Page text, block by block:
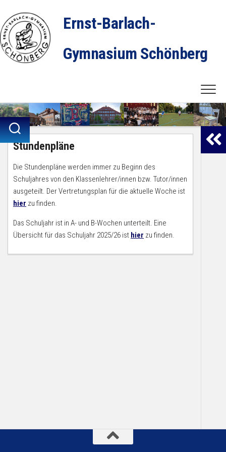
content
Ernst-Barlach-
Gymnasium Schönberg
Stundenpläne
Die Stundenpläne werden immer zu Beginn des
Schuljahres von den Klassenlehrer/innen bzw. Tutor/innen
ausgeteilt. Der Vertretungsplan für die aktuelle Woche ist
hier zu finden.
Das Schuljahr ist in A- und B-Wochen unterteilt. Eine
Übersicht für das Schuljahr 2025/26 ist hier zu finden.